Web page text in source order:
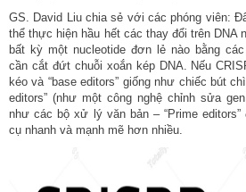
GS. David Liu chia sẻ với các phóng viên:
thể thực hiện hầu hết các thay đổi trên DNA
bất kỳ một nucleotide đơn lẻ nào bằng
cần cắt đứt chuỗi xoắn kép DNA. Nếu
kéo và “base editors” giống như chiếc bút
editors” (như một công nghệ chỉnh sửa
như các bộ xử lý văn bản – “Prime
cụ nhanh và mạnh mẽ hơn nhiều.